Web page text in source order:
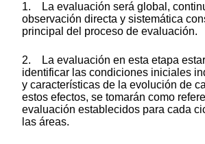
1. La evaluación será global,
observación directa y sistemática
principal del proceso de evaluación.
2. La evaluación en esta etapa
identificar las condiciones iniciales
y características de la evolución de
estos efectos, se tomarán como
evaluación establecidos para cada
las áreas.